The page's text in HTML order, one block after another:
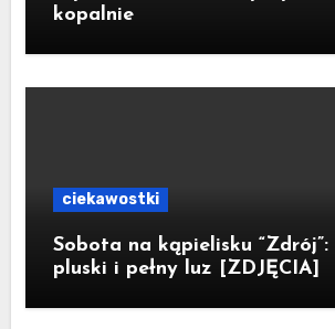
kopalnie
ciekawostki
Sobota na kąpielisku “Zdrój”:
pluski i pełny luz [ZDJĘCIA]